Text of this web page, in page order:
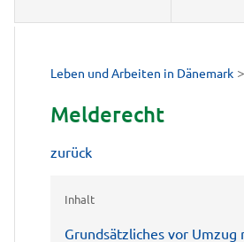
Leben und Arbeiten in Dänemark >
Melderecht
zurück
Inhalt
Grundsätzliches vor Umzug